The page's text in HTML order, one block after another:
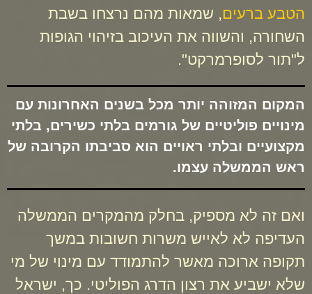
הטבע ברעים, שמאות מהם נרצחו בשבת
השחורה, והשווה את העיכוב בזיהוי הגופות
ל"תור לסופרמרקט".
המקום המזוהה יותר מכל בשנים האחרונות עם
מינויים פוליטיים של גורמים בלתי כשירים, בלתי
מקצועיים ובלתי ראויים הוא סביבתו הקרובה של
ראש הממשלה עצמו.
ואם זה לא מספיק, בחלק מהמקרים הממשלה
העדיפה לא לאייש משרות חשובות במשך
תקופה ארוכה מאשר להתמודד עם מינוי של מי
שלא ישביע את רצון הדרג הפוליטי. כך, ישראל